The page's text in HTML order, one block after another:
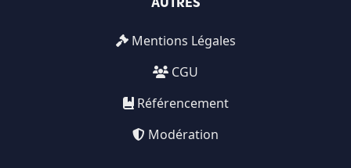
Mentions Légales
CGU
Référencement
Modération